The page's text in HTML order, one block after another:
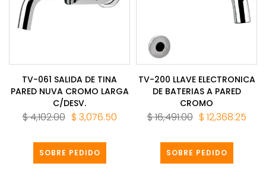
TV-061 SALIDA DE TINA
PARED NUVA CROMO LARGA
C/DESV.
$ 4,102.00 $ 3,076.50
SOBRE PEDIDO
TV-200 LLAVE ELECTRONICA
DE BATERIAS A PARED
CROMO
$ 16,491.00 $ 12,368.25
SOBRE PEDIDO